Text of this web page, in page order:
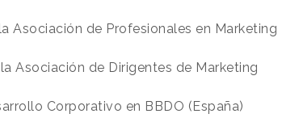
Asociación de Profesionales en Marketing
Asociación de Dirigentes de Marketing
Corporativo en BBDO (España)